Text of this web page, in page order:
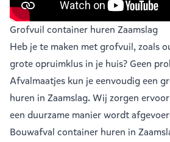
Grofvuil container huren Zaamslag
Heb je te maken met grofvuil, zoals
grote opruimklus in je huis? Geen
Afvalmaatjes kun je eenvoudig een
huren in Zaamslag. Wij zorgen
een duurzame manier wordt
Bouwafval container huren in